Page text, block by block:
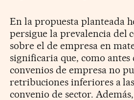
En la propuesta planteada
persigue la prevalencia del
sobre el de empresa en
significaria que, como
convenios de empresa no
retribuciones inferiores a
convenio de sector.